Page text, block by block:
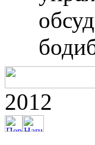
2012